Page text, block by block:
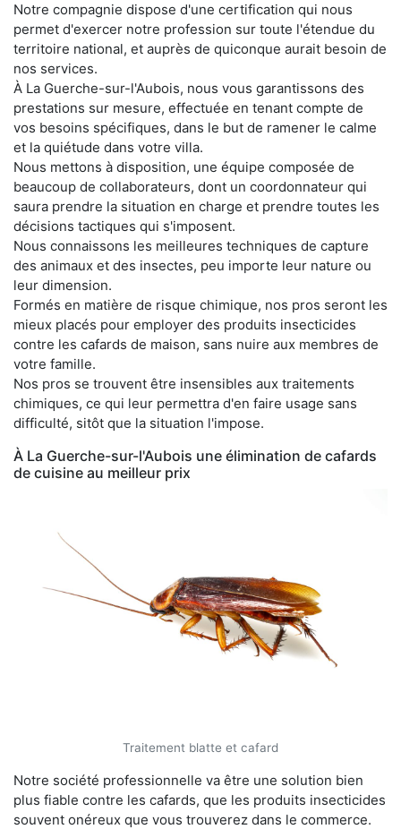
Notre compagnie dispose d'une certification qui nous
permet d'exercer notre profession sur toute l'étendue du
territoire national, et auprès de quiconque aurait besoin de
nos services.
À La Guerche-sur-l'Aubois, nous vous garantissons des
prestations sur mesure, effectuée en tenant compte de
vos besoins spécifiques, dans le but de ramener le calme
et la quiétude dans votre villa.
Nous mettons à disposition, une équipe composée de
beaucoup de collaborateurs, dont un coordonnateur qui
saura prendre la situation en charge et prendre toutes les
décisions tactiques qui s'imposent.
Nous connaissons les meilleures techniques de capture
des animaux et des insectes, peu importe leur nature ou
leur dimension.
Formés en matière de risque chimique, nos pros seront les
mieux placés pour employer des produits insecticides
contre les cafards de maison, sans nuire aux membres de
votre famille.
Nos pros se trouvent être insensibles aux traitements
chimiques, ce qui leur permettra d'en faire usage sans
difficulté, sitôt que la situation l'impose.
À La Guerche-sur-l'Aubois une élimination de cafards
de cuisine au meilleur prix
Traitement blatte et cafard
Notre société professionnelle va être une solution bien
plus fiable contre les cafards, que les produits insecticides
souvent onéreux que vous trouverez dans le commerce.